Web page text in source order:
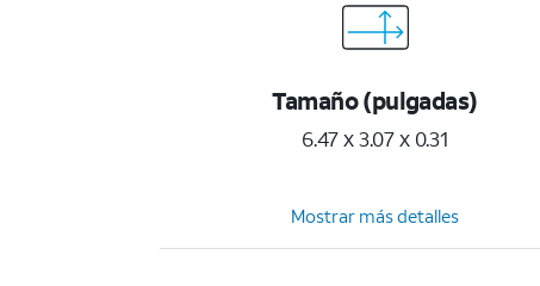
Tamaño (pulgadas)
6.47 x 3.07 x 0.31
Mostrar más detalles